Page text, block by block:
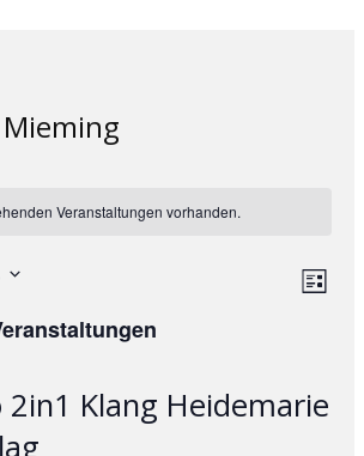
Veranstaltungen vorhanden.